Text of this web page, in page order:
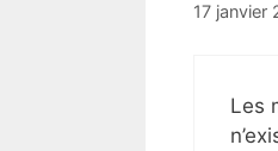
17 janvier
Les